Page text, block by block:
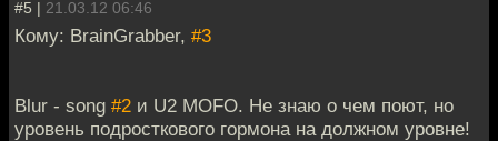
#5 | 21.03.12 06:46
Кому: BrainGrabber, #3
Blur - song #2 и U2 MOFO. Не знаю о чем поют, но
уровень подросткового гормона на должном уровне!